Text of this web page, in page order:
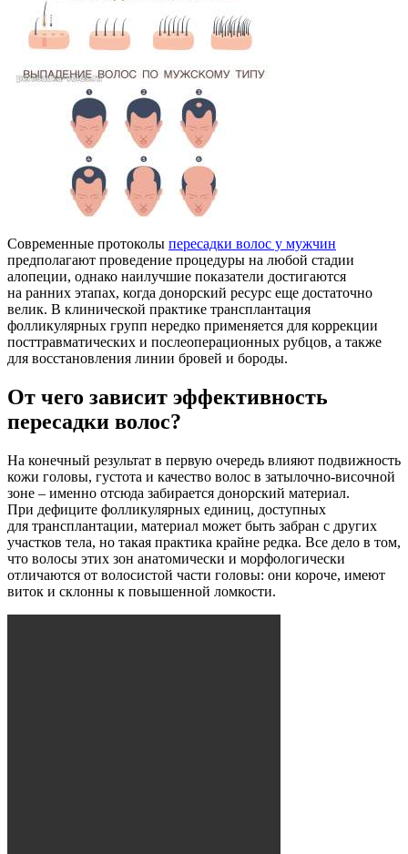
Современные протоколы пересадки волос у мужчин
предполагают проведение процедуры на любой стадии
алопеции, однако наилучшие показатели достигаются
на ранних этапах, когда донорский ресурс еще достаточно
велик. В клинической практике трансплантация
фолликулярных групп нередко применяется для коррекции
посттравматических и послеоперационных рубцов, а также
для восстановления линии бровей и бороды.
От чего зависит эффективность
пересадки волос?
На конечный результат в первую очередь влияют подвижность
кожи головы, густота и качество волос в затылочно-височной
зоне – именно отсюда забирается донорский материал.
При дефиците фолликулярных единиц, доступных
для трансплантации, материал может быть забран с других
участков тела, но такая практика крайне редка. Все дело в том,
что волосы этих зон анатомически и морфологически
отличаются от волосистой части головы: они короче, имеют
виток и склонны к повышенной ломкости.